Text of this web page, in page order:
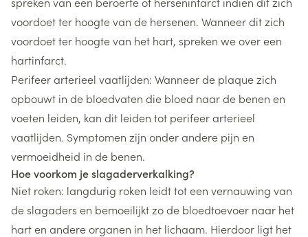
voordoet ter hoogte van de hersenen. Wanneer dit zich
voordoet ter hoogte van het hart, spreken we over een
hartinfarct.
Perifeer arterieel vaatlijden: Wanneer de plaque zich
opbouwt in de bloedvaten die bloed naar de benen en
voeten leiden, kan dit leiden tot perifeer arterieel
vaatlijden. Symptomen zijn onder andere pijn en
vermoeidheid in de benen.
Hoe voorkom je slagaderverkalking?
Niet roken: langdurig roken leidt tot een vernauwing van
de slagaders en bemoeilijkt zo de bloedtoevoer naar het
hart en andere organen in het lichaam. Hierdoor ligt het